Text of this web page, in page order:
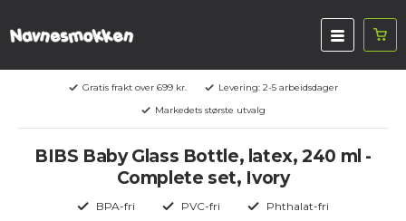
Gratis frakt over 699 kr.
Levering: 2-5 arbeidsdager
Markedets største utvalg
BIBS Baby Glass Bottle, latex, 240 ml -
Complete set, Ivory
BPA-fri PVC-fri Phthalat-fri